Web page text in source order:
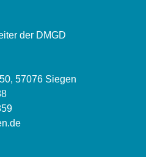
der DMGD
57076 Siegen